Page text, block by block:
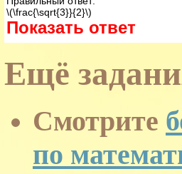
\(\frac{\sqrt{3}}{2}\)
Показать ответ
Ещё
Смотрите
по